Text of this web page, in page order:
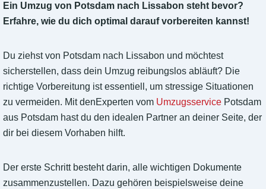
Ein Umzug von Potsdam nach Lissabon steht bevor?
Erfahre, wie du dich optimal darauf vorbereiten kannst!
Du ziehst von Potsdam nach Lissabon und möchtest
sicherstellen, dass dein Umzug reibungslos abläuft? Die
richtige Vorbereitung ist essentiell, um stressige Situationen
zu vermeiden. Mit denExperten vom Umzugsservice Potsdam
aus Potsdam hast du den idealen Partner an deiner Seite, der
dir bei diesem Vorhaben hilft.
Der erste Schritt besteht darin, alle wichtigen Dokumente
zusammenzustellen. Dazu gehören beispielsweise deine